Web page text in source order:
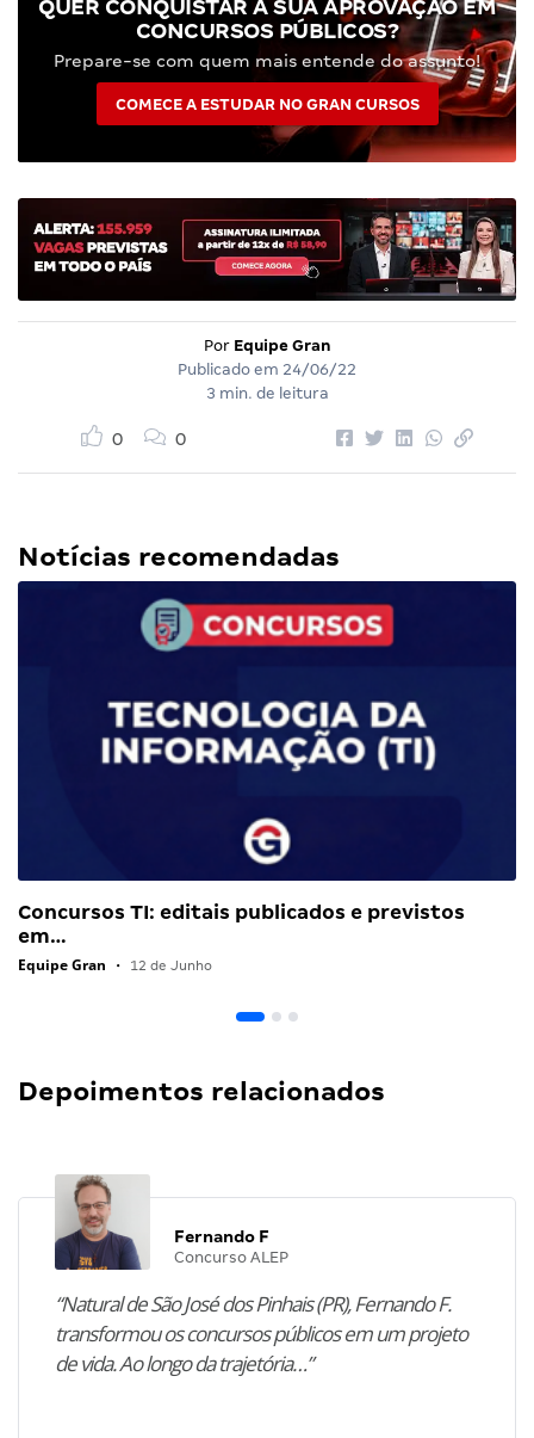
QUER CONQUISTAR A SUA APROVAÇÃO EM
CONCURSOS PÚBLICOS?
Prepare-se com quem mais entende do assunto!
COMECE A ESTUDAR NO GRAN CURSOS
Por Equipe Gran
Publicado em 24/06/22
3 min. de leitura
0 0
Notícias recomendadas
Concursos TI: editais publicados e previstos
em…
Equipe Gran • 12 de Junho
Depoimentos relacionados
Fernando F
Concurso ALEP
“Natural de São José dos Pinhais (PR), Fernando F.
transformou os concursos públicos em um projeto
de vida. Ao longo da trajetória…”